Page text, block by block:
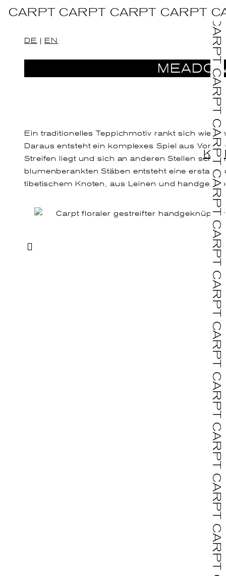
CARPT CARPT CARPT CARPT
DE | EN
Ein traditionelles Teppichmotiv rankt sich wie
Daraus entsteht ein komplexes Spiel aus
Streifen liegt und sich an anderen Stellen
blumenberankten Stäben entsteht eine
tibetischem Knoten, aus Leinen und